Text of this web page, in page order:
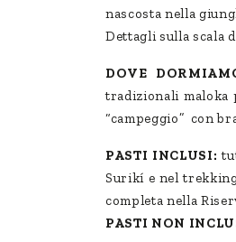
nascosta nella
Dettagli sulla scala
DOVE
tradizionali maloka
“campeggio” con
PASTI INCLUSI:
Surikí e nel
completa nella
PASTI NON